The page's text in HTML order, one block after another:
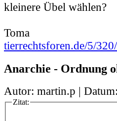
kleinere Übel wählen?
Toma
tierrechtsforen.de/5/
Anarchie - Ordnung
Autor: martin.p | Datum:
Zitat: